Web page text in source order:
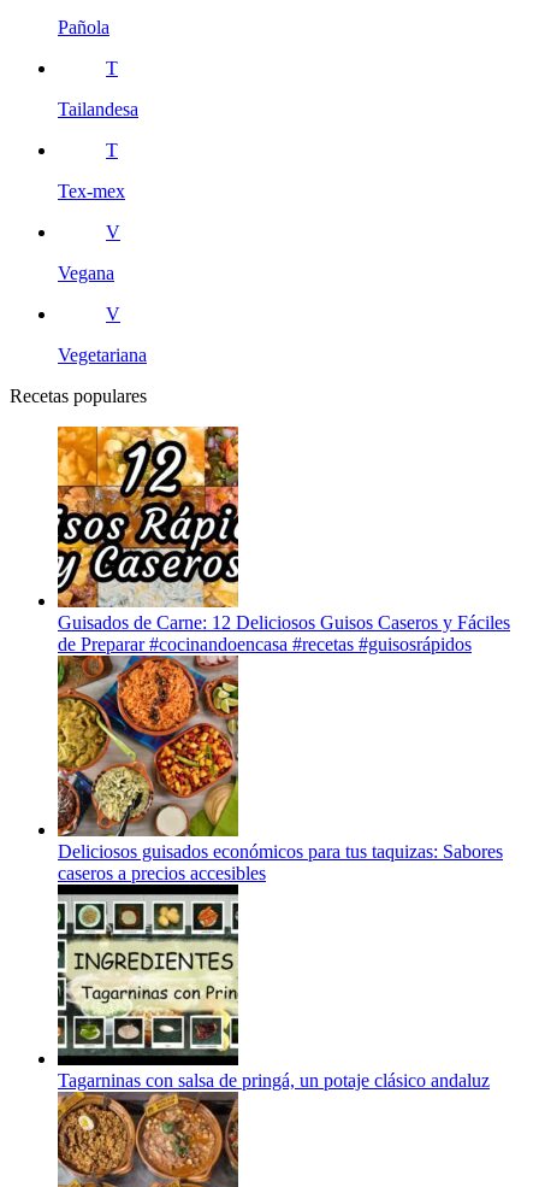
Pañola
T
Tailandesa
T
Tex-mex
V
Vegana
V
Vegetariana
Recetas populares
Guisados de Carne: 12 Deliciosos Guisos Caseros y Fáciles
de Preparar #cocinandoencasa #recetas #guisosrápidos
Deliciosos guisados económicos para tus taquizas: Sabores
caseros a precios accesibles
Tagarninas con salsa de pringá, un potaje clásico andaluz